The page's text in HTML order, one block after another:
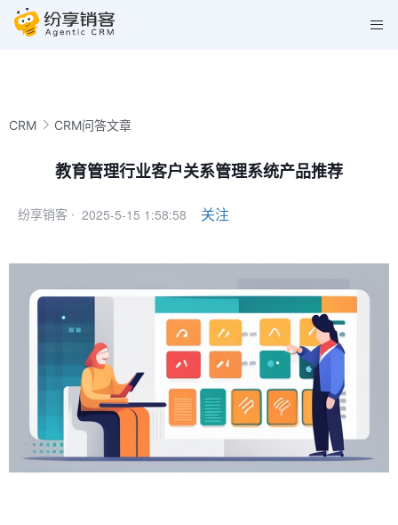
CRM CRM问答文章
教育管理行业客户关系管理系统产品推荐
纷享销客 · 2025-5-15 1:58:58 关注